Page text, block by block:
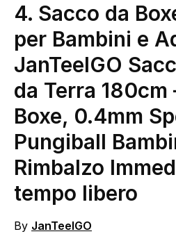
4. Sacco da
per Bambini e
JanTeelGO
da Terra 180cm
Boxe, 0.4mm
Pungiball
Rimbalzo
tempo libero
By JanTeelGO